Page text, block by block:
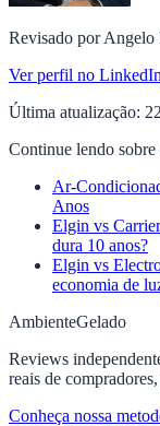
Revisado porAngelo
Ver perfil no LinkedIn
Última atualização:
Continue lendo sobre
Ar-
Anos
Elgin vs
dura 10 anos?
Elgin vs
economia de
AmbienteGelado
Reviews
reais de
Conheça nossa